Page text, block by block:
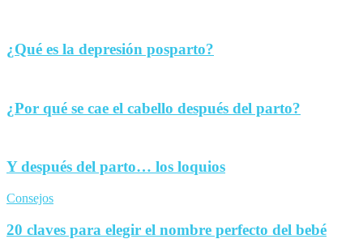
¿Qué es la depresión posparto?
¿Por qué se cae el cabello después del parto?
Y después del parto… los loquios
Consejos
20 claves para elegir el nombre perfecto del bebé